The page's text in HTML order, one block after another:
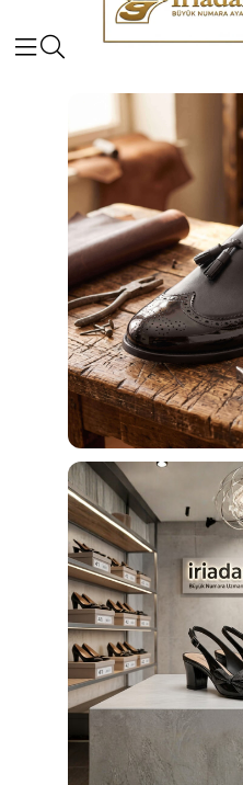
Büyük ve Küçük Numara